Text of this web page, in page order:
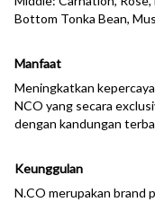
Bottom Tonka Bean,
Manfaat
Meningkatkan
NCO yang secara
dengan kandungan
Keunggulan
N.CO merupakan brand